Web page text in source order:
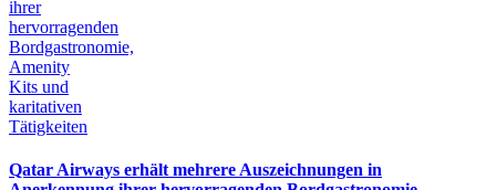
Qatar Airways erhält mehrere Auszeichnungen in